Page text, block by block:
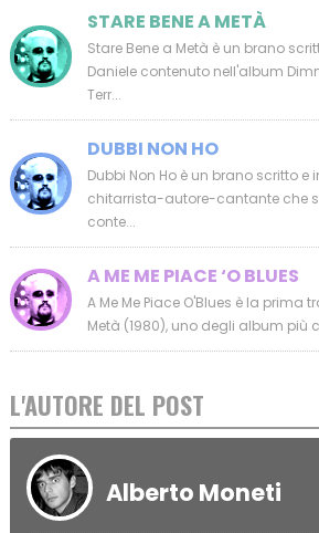
STARE BENE A METÀ
Stare Bene a Metà è un brano
Daniele contenuto nell'album
Terr...
DUBBI NON HO
Dubbi Non Ho è un brano scritto
chitarrista-autore-cantante che
conte...
A ME ME PIACE ‘O BLUES
A Me Me Piace O'Blues è la prima
Metà (1980), uno degli album più
L'AUTORE DEL POST
Alberto Moneti